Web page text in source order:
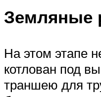
Земляные
На этом этапе
котлован под
траншею для